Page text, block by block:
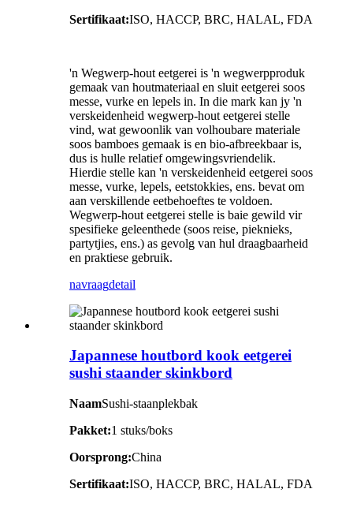
Sertifikaat:ISO, HACCP, BRC, HALAL, FDA
'n Wegwerp-hout eetgerei is 'n wegwerpproduk
gemaak van houtmateriaal en sluit eetgerei soos
messe, vurke en lepels in. In die mark kan jy 'n
verskeidenheid wegwerp-hout eetgerei stelle
vind, wat gewoonlik van volhoubare materiale
soos bamboes gemaak is en bio-afbreekbaar is,
dus is hulle relatief omgewingsvriendelik.
Hierdie stelle kan 'n verskeidenheid eetgerei soos
messe, vurke, lepels, eetstokkies, ens. bevat om
aan verskillende eetbehoeftes te voldoen.
Wegwerp-hout eetgerei stelle is baie gewild vir
spesifieke geleenthede (soos reise, pieknieks,
partytjies, ens.) as gevolg van hul draagbaarheid
en praktiese gebruik.
navraagdetail
Japannese houtbord kook eetgerei
sushi staander skinkbord
NaamSushi-staanplekbak
Pakket:1 stuks/boks
Oorsprong:China
Sertifikaat:ISO, HACCP, BRC, HALAL, FDA